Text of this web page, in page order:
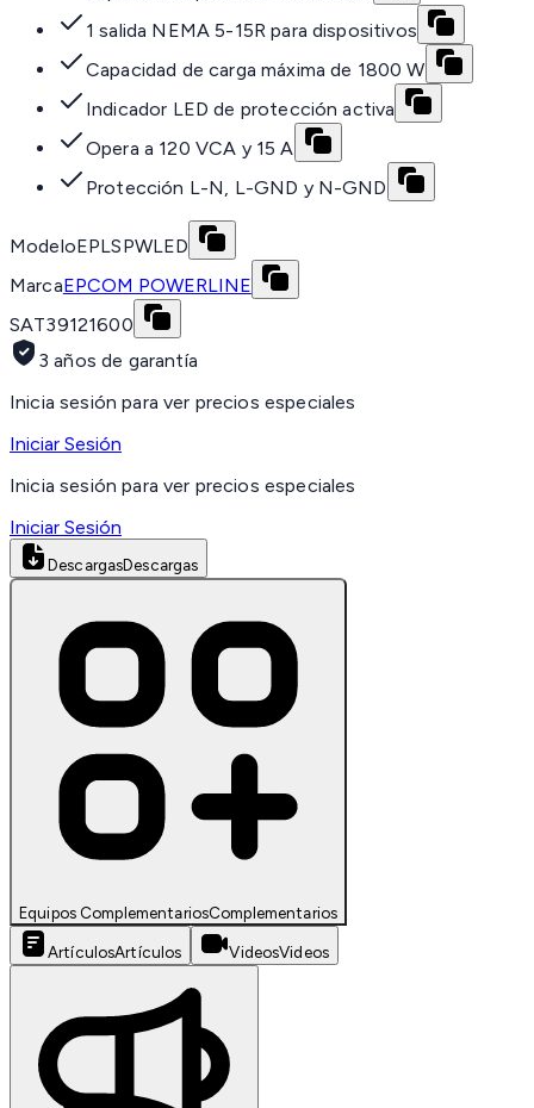
1 salida NEMA 5-15R para dispositivos
Capacidad de carga máxima de 1800 W
Indicador LED de protección activa
Opera a 120 VCA y 15 A
Protección L-N, L-GND y N-GND
ModeloEPLSPWLED
MarcaEPCOM POWERLINE
SAT39121600
3 años de garantía
Inicia sesión para ver precios especiales
Iniciar Sesión
Inicia sesión para ver precios especiales
Iniciar Sesión
DescargasDescargas
Equipos ComplementariosComplementarios
ArtículosArtículos VideosVideos